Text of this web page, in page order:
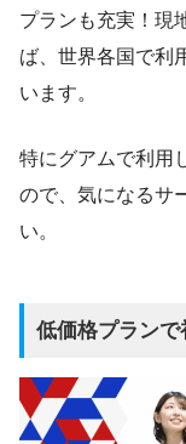
プランも充実！現
ば、世界各国で利
います。
特にグアムで利用
ので、気になるサ
い。
低価格プランで